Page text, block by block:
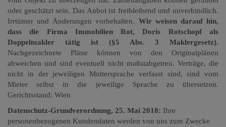
oder geschätzt sein. Das Anbot ist freibleibend und unverbindlich.
Irrtümer und Änderungen vorbehalten. Wir weisen darauf hin,
dass die Firma Immobilien Rot, Doris Rotschopf als
Doppelmakler tätig ist (§5 Abs. 3 Maklergesetz).
Nachgezeichnete Pläne können von den Originalplänen
abweichen und sind eventuell nicht maßstabgetreu. Verträge, die
nicht in der jeweiligen Muttersprache verfasst sind, sind vom
Mieter selbst in die jeweilige Sprache zu übersetzen.
Gerichtsstand: Wien
Datenschutz-Grundverordnung, 25. Mai 2018: Ihre
personenbezogenen Kundendaten werden von uns zum Zwecke